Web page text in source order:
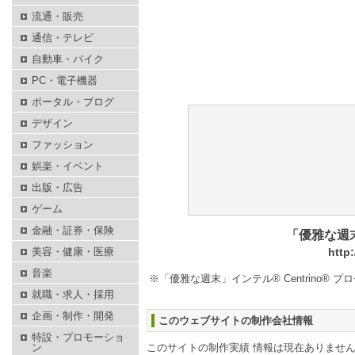
「優雅な
※「優雅な週末」インテル® Centrino® プロ
このウェブサイトの制作会社情報
このサイトの制作実績 情報は現在ありませ
流通・販売
通信・テレビ
自動車・バイク
PC・電子機器
ポータル・ブログ
デザイン
ファッション
娯楽・イベント
出版・広告
ゲーム
金融・証券・保険
美容・健康・医療
音楽
就職・求人・採用
企画・制作・開発
特設・プロモーショ
ン